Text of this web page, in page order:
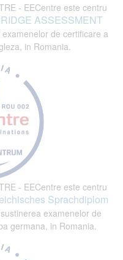
- EECentre este centru
ASSESSMENT
de certificare a
in Romania.
- EECentre este centru
Sprachdiplom
examenelor de
germana, in Romania.